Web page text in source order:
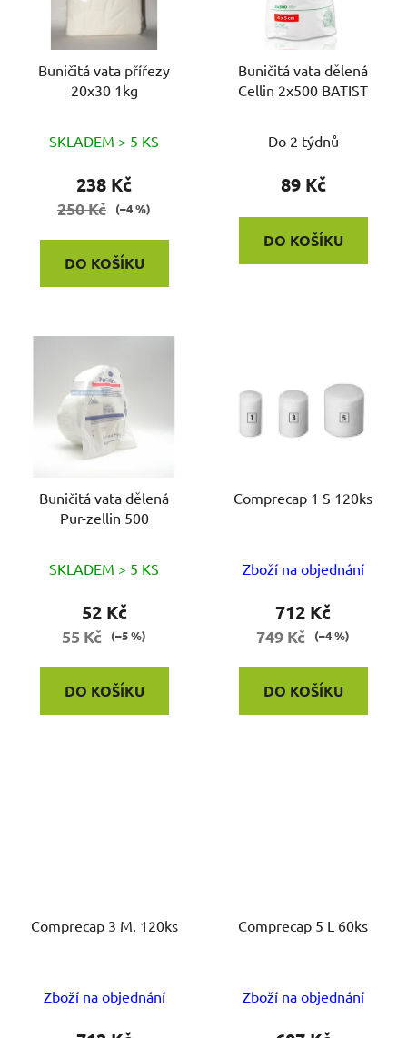
Buničitá vata přířezy
20x30 1kg
SKLADEM > 5 KS
238 Kč
250 Kč (–4 %)
DO KOŠÍKU
Buničitá vata dělená
Cellin 2x500 BATIST
Do 2 týdnů
89 Kč
DO KOŠÍKU
Buničitá vata dělená
Pur-zellin 500
SKLADEM > 5 KS
52 Kč
55 Kč (–5 %)
DO KOŠÍKU
Comprecap 1 S 120ks
Zboží na objednání
712 Kč
749 Kč (–4 %)
DO KOŠÍKU
Comprecap 3 M. 120ks
Zboží na objednání
Comprecap 5 L 60ks
Zboží na objednání